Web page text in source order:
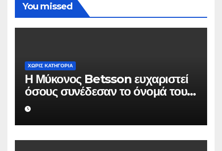
You missed
ΧΩΡΊΣ ΚΑΤΗΓΟΡΊΑ
Η Μύκονος Betsson ευχαριστεί
όσους συνέδεσαν το όνομά τους
με την ιστορική χρονιά